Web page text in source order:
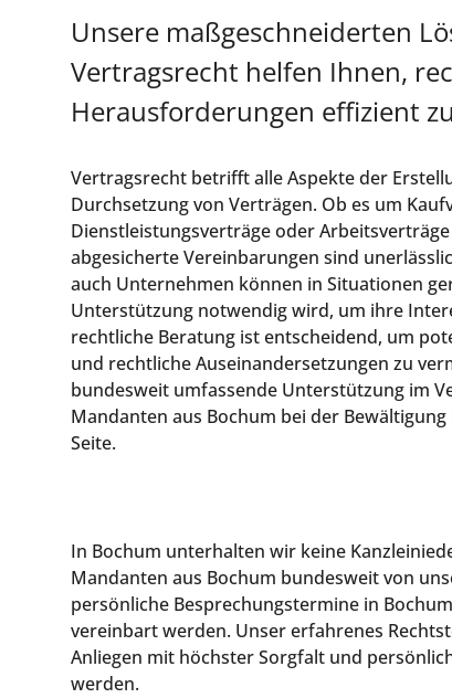
Unsere maßgeschneiderten
Vertragsrecht helfen Ihnen,
Herausforderungen effizient
Vertragsrecht betrifft alle Aspekte der
Durchsetzung von Verträgen. Ob es um
Dienstleistungsverträge oder
abgesicherte Vereinbarungen sind
auch Unternehmen können in Situationen
Unterstützung notwendig wird, um ihre
rechtliche Beratung ist entscheidend, um
und rechtliche Auseinandersetzungen zu
bundesweit umfassende Unterstützung im
Mandanten aus Bochum bei der
Seite.
In Bochum unterhalten wir keine
Mandanten aus Bochum bundesweit von
persönliche Besprechungstermine in
vereinbart werden. Unser erfahrenes
Anliegen mit höchster Sorgfalt und
werden.